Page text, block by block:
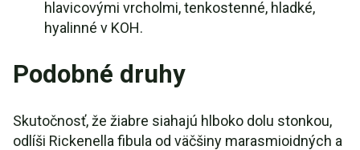
hlavicovými vrcholmi, tenkostenné, hladké,
hyalinné v KOH.
Podobné druhy
Skutočnosť, že žiabre siahajú hlboko dolu stonkou,
odlíši Rickenella fibula od väčšiny marasmioidných a